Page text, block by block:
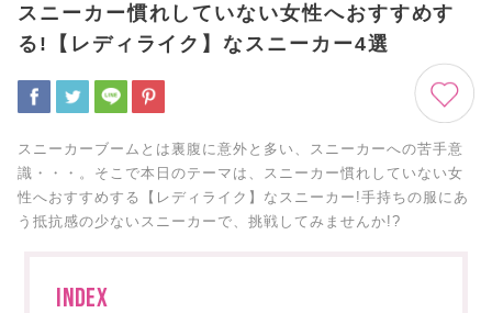
スニーカー慣れしていない女性へおすすめす
る!【レディライク】なスニーカー4選
スニーカーブームとは裏腹に意外と多い、スニーカーへの苦手意
識・・・。そこで本日のテーマは、スニーカー慣れしていない女
性へおすすめする【レディライク】なスニーカー!手持ちの服にあ
う抵抗感の少ないスニーカーで、挑戦してみませんか!?
INDEX